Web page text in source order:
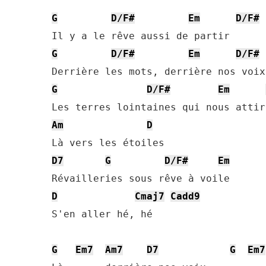
G D/F# Em
D/F#
G
D/F# Em
D/F#
G
D/F# Em
Am
D
D7
G D/F#
Em
D
Cmaj7
Cadd9
S'en aller hé, hé
G Em7 Am7 D7 G
Em7